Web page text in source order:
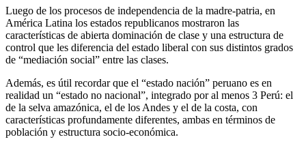
Luego de los procesos de independencia de la madre-patria, en
América Latina los estados republicanos mostraron las
características de abierta dominación de clase y una estructura de
control que les diferencia del estado liberal con sus distintos grados
de “mediación social” entre las clases.
Además, es útil recordar que el “estado nación” peruano es en
realidad un “estado no nacional”, integrado por al menos 3 Perú: el
de la selva amazónica, el de los Andes y el de la costa, con
características profundamente diferentes, ambas en términos de
población y estructura socio-económica.